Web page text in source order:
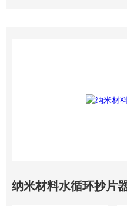
纳米材料水循环抄片